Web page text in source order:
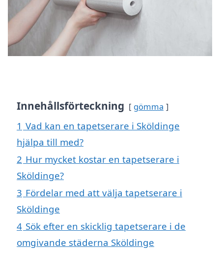
Innehållsförteckning gömma
1 Vad kan en tapetserare i Sköldinge
hjälpa till med?
2 Hur mycket kostar en tapetserare i
Sköldinge?
3 Fördelar med att välja tapetserare i
Sköldinge
4 Sök efter en skicklig tapetserare i de
omgivande städerna Sköldinge